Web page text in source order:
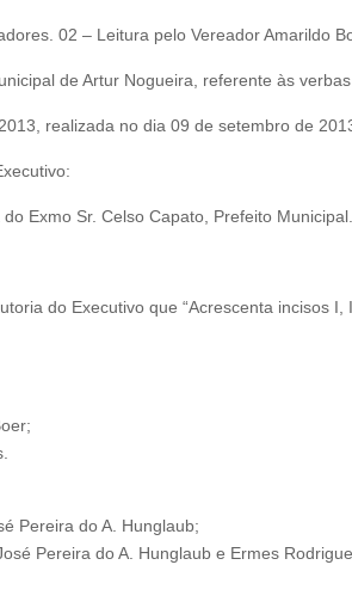
02 – Leitura pelo Vereador Amarildo
de Artur Nogueira, referente às
realizada no dia 09 de setembro de
Exmo Sr. Celso Capato, Prefeito Municipal.
do Executivo que “Acrescenta
Pereira do A. Hunglaub;
Pereira do A. Hunglaub e Ermes